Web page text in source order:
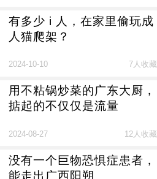
有多少 i 人，在家里偷玩成
人猫爬架？
2024-10-10 7人收藏
用不粘锅炒菜的广东大厨，
掂起的不仅仅是流量
2024-08-27 12人收藏
没有一个巨物恐惧症患者，
能走出广西阳朔